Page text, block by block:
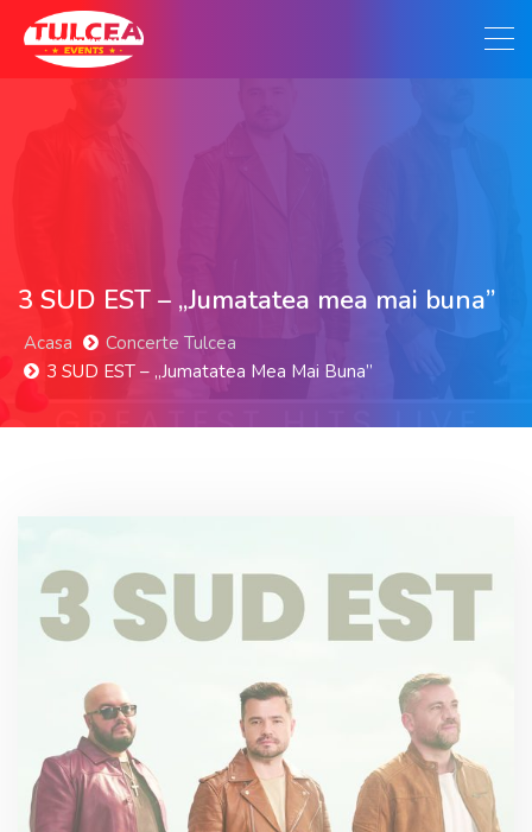
3 SUD EST – „Jumatatea mea mai buna”
Acasa
Concerte Tulcea
3 SUD EST – „Jumatatea Mea Mai Buna”